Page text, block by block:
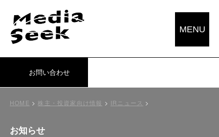
MENU
お問い合わせ
HOME >株主・投資家向け情報 > IRニュース >
お知らせ